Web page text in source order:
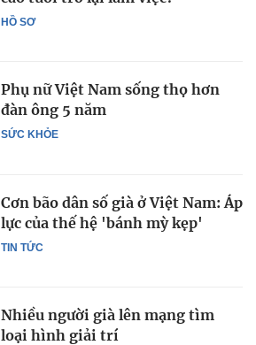
HỒ SƠ
SỨC KHỎE
Phụ nữ Việt Nam sống thọ hơn
đàn ông 5 năm
TIN TỨC
Cơn bão dân số già ở Việt Nam: Áp
lực của thế hệ 'bánh mỳ kẹp'
Nhiều người già lên mạng tìm
loại hình giải trí